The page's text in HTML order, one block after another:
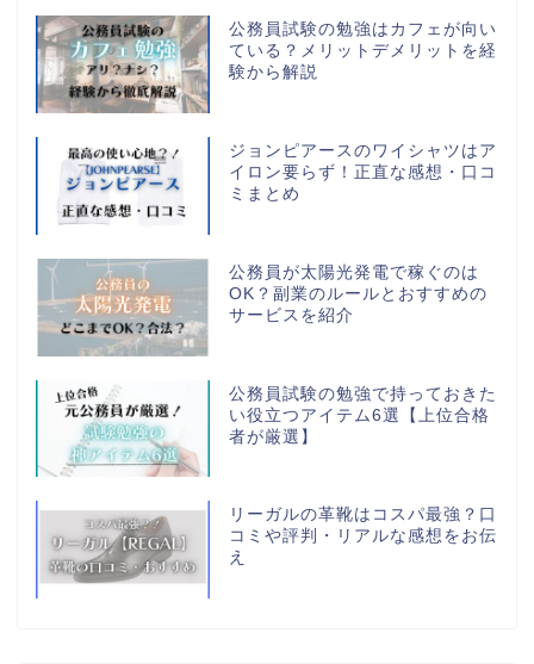
公務員試験の勉強はカフェが向い
ている？メリットデメリットを経
験から解説
ジョンピアースのワイシャツはア
イロン要らず！正直な感想・口コ
ミまとめ
公務員が太陽光発電で稼ぐのは
OK？副業のルールとおすすめの
サービスを紹介
公務員試験の勉強で持っておきた
い役立つアイテム6選【上位合格
者が厳選】
リーガルの革靴はコスパ最強？口
コミや評判・リアルな感想をお伝
え